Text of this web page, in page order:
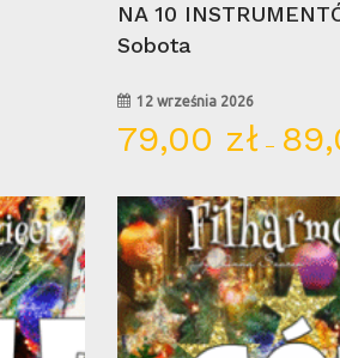
NA 10
Sobota
12 września 2026
79,00 zł –
11
sty